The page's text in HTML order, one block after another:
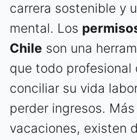
carrera sostenible y
mental. Los
Chile son una
que todo profesional
conciliar su vida
perder ingresos.
vacaciones, existen